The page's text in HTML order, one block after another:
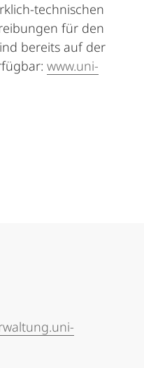
technischen
für den
bereits auf der
www.uni-